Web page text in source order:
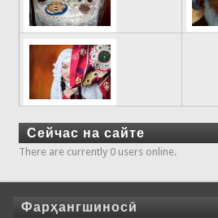
Сейчас на сайте
There are currently 0 users online.
Фарҳангшиносӣ